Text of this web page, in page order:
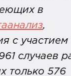
в
,
с участием
случаев
только 576